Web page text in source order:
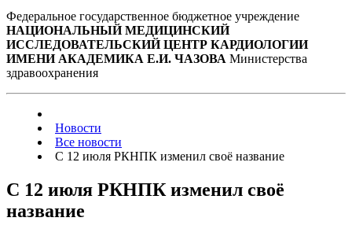
Федеральное государственное бюджетное учреждение
НАЦИОНАЛЬНЫЙ МЕДИЦИНСКИЙ
ИССЛЕДОВАТЕЛЬСКИЙ ЦЕНТР КАРДИОЛОГИИ
ИМЕНИ АКАДЕМИКА Е.И. ЧАЗОВА Министерства
здравоохранения
Новости
Все новости
С 12 июля РКНПК изменил своё название
С 12 июля РКНПК изменил своё
название